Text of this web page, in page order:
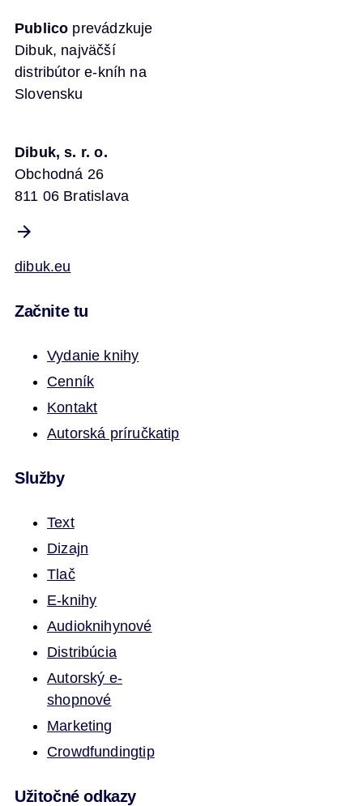
Publico prevádzkuje
Dibuk, najväčší
distribútor e-kníh na
Slovensku
Dibuk, s. r. o.
Obchodná 26
811 06 Bratislava
dibuk.eu
Začnite tu
Vydanie knihy
Cenník
Kontakt
Autorská príručkatip
Služby
Text
Dizajn
Tlač
E-knihy
Audioknihynové
Distribúcia
Autorský e-
shopnové
Marketing
Crowdfundingtip
Užitočné odkazy